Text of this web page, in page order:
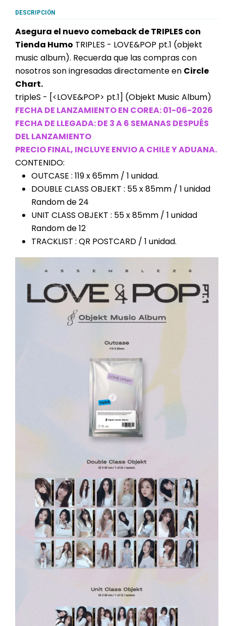
DESCRIPCIÓN
Asegura el nuevo comeback de TRIPLES con
Tienda Humo TRIPLES - LOVE&POP pt.1 (objekt
music album). Recuerda que las compras con
nosotros son ingresadas directamente en Circle
Chart.
tripleS - [<LOVE&POP> pt.1] (Objekt Music Album)
FECHA DE LANZAMIENTO EN COREA: 01-06-2026
FECHA DE LLEGADA: DE 3 A 6 SEMANAS DESPUÉS
DEL LANZAMIENTO
PRECIO FINAL, INCLUYE ENVIO A CHILE Y ADUANA.
CONTENIDO:
OUTCASE : 119 x 65mm / 1 unidad.
DOUBLE CLASS OBJEKT : 55 x 85mm / 1 unidad
Random de 24
UNIT CLASS OBJEKT : 55 x 85mm / 1 unidad
Random de 12
TRACKLIST : QR POSTCARD / 1 unidad.